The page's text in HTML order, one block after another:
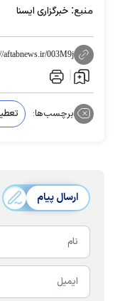
منبع: خبرگزاری ایسنا
aftabnews.ir/003M9j
برچسب‌ها:
ارسال پیام